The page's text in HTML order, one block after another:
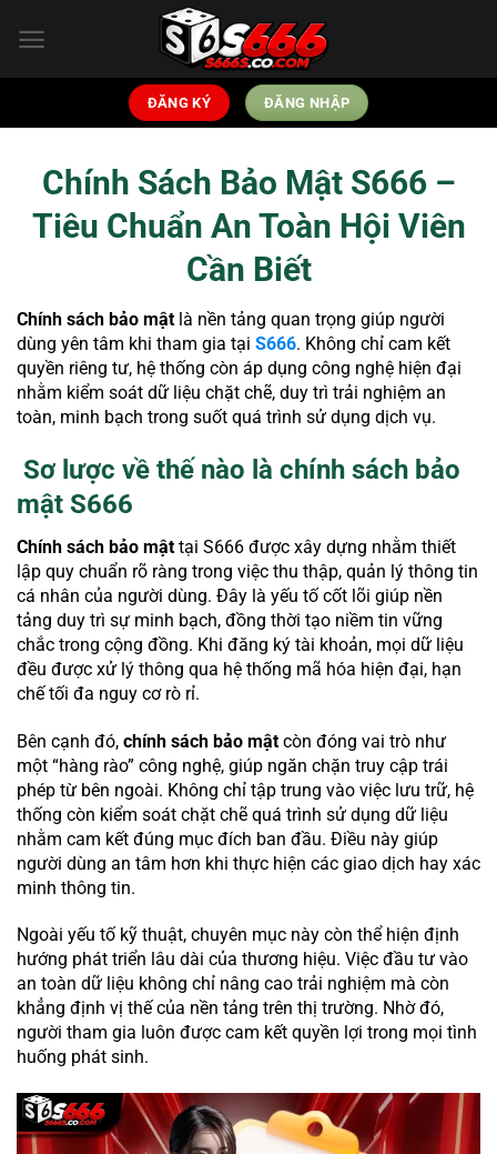
qua
ĐĂNG KÝ ĐĂNG NHẬP
Chính Sách Bảo Mật S666 –
Tiêu Chuẩn An Toàn Hội Viên
Cần Biết
Chính sách bảo mật là nền tảng quan trọng giúp người
dùng yên tâm khi tham gia tại S666. Không chỉ cam kết
quyền riêng tư, hệ thống còn áp dụng công nghệ hiện đại
nhằm kiểm soát dữ liệu chặt chẽ, duy trì trải nghiệm an
toàn, minh bạch trong suốt quá trình sử dụng dịch vụ.
Sơ lược về thế nào là chính sách bảo
mật S666
Chính sách bảo mật tại S666 được xây dựng nhằm thiết
lập quy chuẩn rõ ràng trong việc thu thập, quản lý thông tin
cá nhân của người dùng. Đây là yếu tố cốt lõi giúp nền
tảng duy trì sự minh bạch, đồng thời tạo niềm tin vững
chắc trong cộng đồng. Khi đăng ký tài khoản, mọi dữ liệu
đều được xử lý thông qua hệ thống mã hóa hiện đại, hạn
chế tối đa nguy cơ rò rỉ.
Bên cạnh đó, chính sách bảo mật còn đóng vai trò như
một “hàng rào” công nghệ, giúp ngăn chặn truy cập trái
phép từ bên ngoài. Không chỉ tập trung vào việc lưu trữ, hệ
thống còn kiểm soát chặt chẽ quá trình sử dụng dữ liệu
nhằm cam kết đúng mục đích ban đầu. Điều này giúp
người dùng an tâm hơn khi thực hiện các giao dịch hay xác
minh thông tin.
Ngoài yếu tố kỹ thuật, chuyên mục này còn thể hiện định
hướng phát triển lâu dài của thương hiệu. Việc đầu tư vào
an toàn dữ liệu không chỉ nâng cao trải nghiệm mà còn
khẳng định vị thế của nền tảng trên thị trường. Nhờ đó,
người tham gia luôn được cam kết quyền lợi trong mọi tình
huống phát sinh.